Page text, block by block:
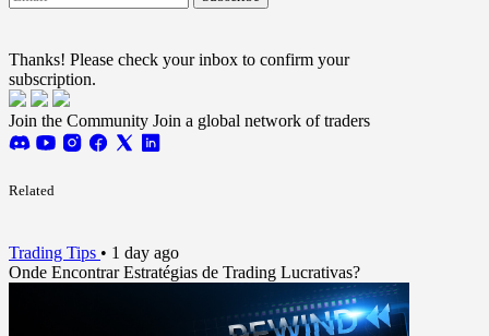
Thanks! Please check your inbox to confirm your
subscription.
Join the Community Join a global network of traders
Related
Trading Tips • 1 day ago
Onde Encontrar Estratégias de Trading Lucrativas?